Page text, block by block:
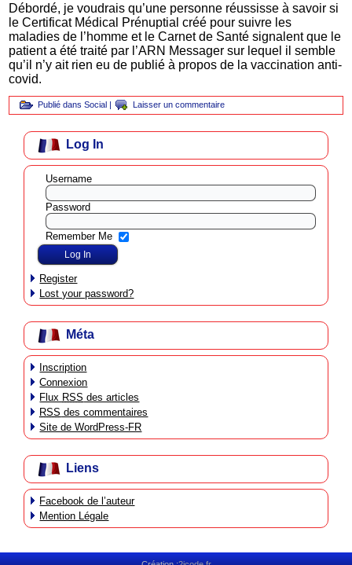
Débordé, je voudrais qu’une personne réussisse à savoir si
le Certificat Médical Prénuptial créé pour suivre les
maladies de l’homme et le Carnet de Santé signalent que le
patient a été traité par l’ARN Messager sur lequel il semble
qu’il n’y ait rien eu de publié à propos de la vaccination anti-
covid.
Publié dans Social | Laisser un commentaire
Log In
Username
Password
Remember Me
Register
Lost your password?
Méta
Inscription
Connexion
Flux RSS des articles
RSS des commentaires
Site de WordPress-FR
Liens
Facebook de l’auteur
Mention Légale